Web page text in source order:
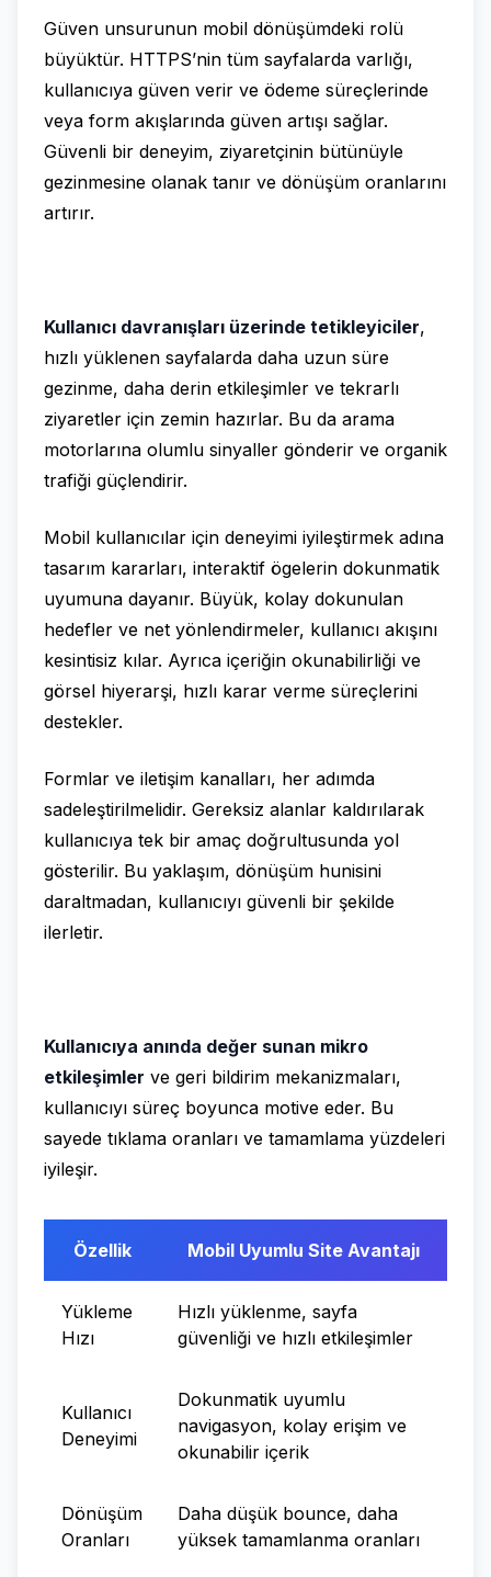
Güven unsurunun mobil dönüşümdeki rolü
büyüktür. HTTPS’nin tüm sayfalarda varlığı,
kullanıcıya güven verir ve ödeme süreçlerinde
veya form akışlarında güven artışı sağlar.
Güvenli bir deneyim, ziyaretçinin bütünüyle
gezinmesine olanak tanır ve dönüşüm oranlarını
artırır.
Kullanıcı davranışları üzerinde tetikleyiciler,
hızlı yüklenen sayfalarda daha uzun süre
gezinme, daha derin etkileşimler ve tekrarlı
ziyaretler için zemin hazırlar. Bu da arama
motorlarına olumlu sinyaller gönderir ve organik
trafiği güçlendirir.
Mobil kullanıcılar için deneyimi iyileştirmek adına
tasarım kararları, interaktif ögelerin dokunmatik
uyumuna dayanır. Büyük, kolay dokunulan
hedefler ve net yönlendirmeler, kullanıcı akışını
kesintisiz kılar. Ayrıca içeriğin okunabilirliği ve
görsel hiyerarşi, hızlı karar verme süreçlerini
destekler.
Formlar ve iletişim kanalları, her adımda
sadeleştirilmelidir. Gereksiz alanlar kaldırılarak
kullanıcıya tek bir amaç doğrultusunda yol
gösterilir. Bu yaklaşım, dönüşüm hunisini
daraltmadan, kullanıcıyı güvenli bir şekilde
ilerletir.
Kullanıcıya anında değer sunan mikro
etkileşimler ve geri bildirim mekanizmaları,
kullanıcıyı süreç boyunca motive eder. Bu
sayede tıklama oranları ve tamamlama yüzdeleri
iyileşir.
Özellik Mobil Uyumlu Site Avantajı
Yükleme
Hızı
Hızlı yüklenme, sayfa
güvenliği ve hızlı etkileşimler
Kullanıcı
Deneyimi
Dokunmatik uyumlu
navigasyon, kolay erişim ve
okunabilir içerik
Dönüşüm
Oranları
Daha düşük bounce, daha
yüksek tamamlanma oranları